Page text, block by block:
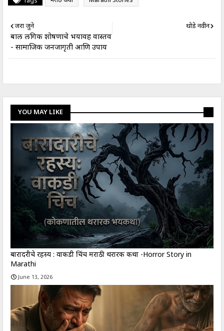
थोडे नवीन
जरा जुने
बाल लैंगिक शोषणाचे भयावह वास्तव
- सामाजिक जनजागृती आणि उपाय
YOU MAY LIKE
बारादरीचे रहस्य : वाकडी चिंच मराठी थरारक कथा -Horror Story in
Marathi
June 13, 2026